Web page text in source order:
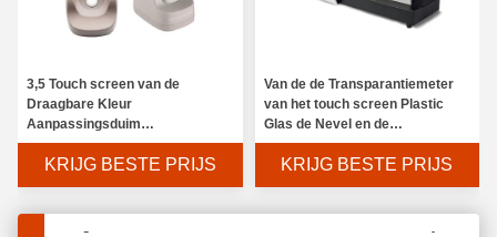
3,5 Touch screen van de
Draagbare Kleur
Aanpassingsduim
Spectrofotometer voor Plastic
Schilderende Industrie
KRIJG BESTE PRIJS
Van de de Transparantiemeter
van het touch screen Plastic
Glas de Nevel en de
Transmissietest Cs-720 voor de
duidelijkheid
KRIJG BESTE PRIJS
Het galvaniseren de Colorimeter LEIDENE van het Oxydelaboratorium het Meten Lichtbron